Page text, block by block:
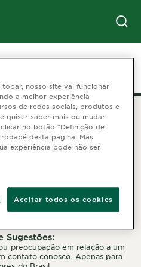
Limpeza
Sugestões:
preocupação em relação a um
contato conosco. Apenas para
GARNIER
nosso site vai funcionar
a melhor experiência
de redes sociais, produtos e
quiser saber mais ou mudar
no botão “Definição de
desta página. Mas
experiência pode não ser
Aceitar todos os cookies